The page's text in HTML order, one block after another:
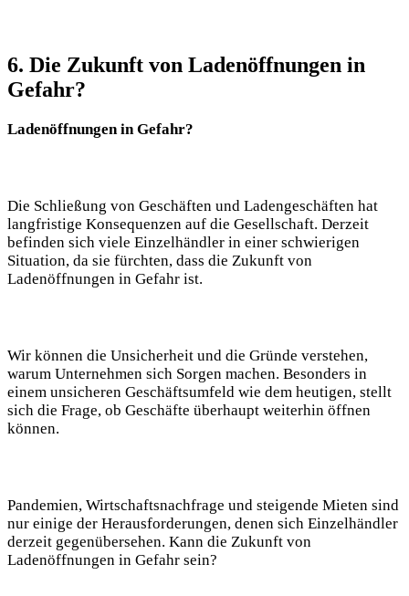
6. Die Zukunft von Ladenöffnungen in
Gefahr?
Ladenöffnungen in Gefahr?
Die Schließung von Geschäften und Ladengeschäften hat
langfristige Konsequenzen auf die Gesellschaft. Derzeit
befinden sich viele Einzelhändler in einer schwierigen
Situation, da sie fürchten, dass die Zukunft von
Ladenöffnungen in Gefahr ist.
Wir können die Unsicherheit und die Gründe verstehen,
warum Unternehmen sich Sorgen machen. Besonders in
einem unsicheren Geschäftsumfeld wie dem heutigen, stellt
sich die Frage, ob Geschäfte überhaupt weiterhin öffnen
können.
Pandemien, Wirtschaftsnachfrage und steigende Mieten sind
nur einige der Herausforderungen, denen sich Einzelhändler
derzeit gegenübersehen. Kann die Zukunft von
Ladenöffnungen in Gefahr sein?